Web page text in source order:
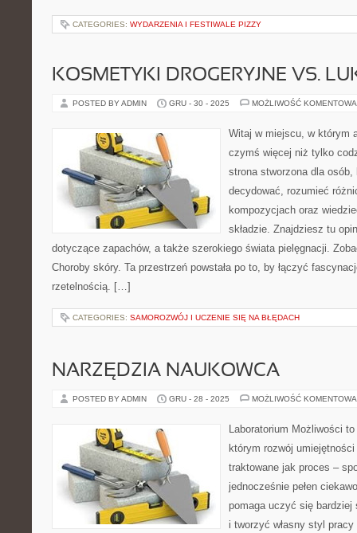
CATEGORIES: WYDARZENIA I FESTIWALE PIZZY
KOSMETYKI DROGERYJNE VS.
POSTED BY ADMIN GRU - 30 - 2025 MOŻLIWOŚĆ
Witaj w miejscu, w którym
czymś więcej niż tylko
strona stworzona dla
decydować, rozumieć
kompozycjach oraz
składzie. Znajdziesz tu
dotyczące zapachów, a także szerokiego świata pielęgnacji.
Choroby skóry. Ta przestrzeń powstała po to, by łączyć
rzetelnością. […]
CATEGORIES: SAMOROZWÓJ I UCZENIE SIĘ NA BŁĘDACH
NARZĘDZIA NAUKOWCA
POSTED BY ADMIN GRU - 28 - 2025 MOŻLIWOŚĆ
Laboratorium Możliwości
którym rozwój
traktowane jak proces –
jednocześnie pełen
pomaga uczyć się bardziej
i tworzyć własny styl